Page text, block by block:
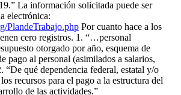
La información solicitada puede ser
electrónica:
PlandeTrabajo.php Por cuanto hace a los
cero registros. 1. “…personal
otorgado por año, esquema de
pago al personal (asimilados a salarios,
qué dependencia federal, estatal y/o
recursos para el pago a la estructura del
de las actividades.”